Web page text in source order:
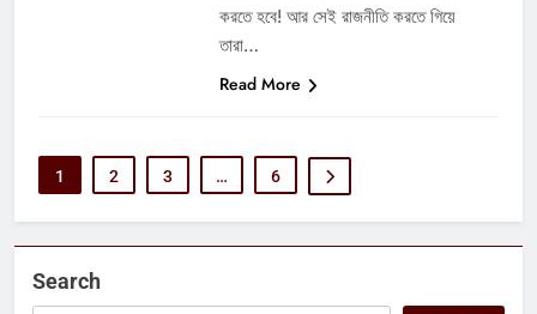
করতে হবে! আর সেই রাজনীতি করতে গিয়ে
তারা…
Read More
1 2 3 … 6
Search